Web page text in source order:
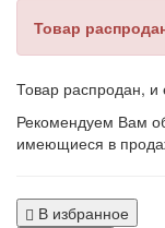
Товар
Товар распродан, и
Рекомендуем Вам
имеющиеся в
В избранное